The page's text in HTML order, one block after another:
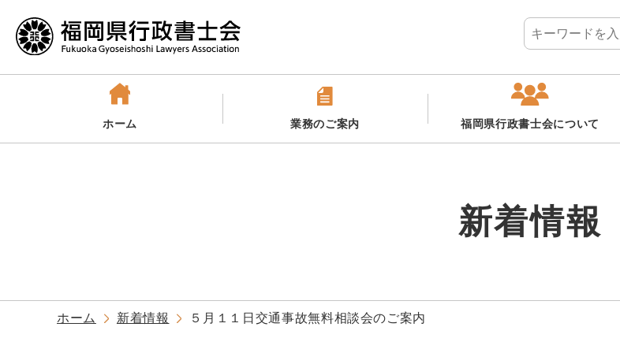
ホーム 業務のご案内 福岡県行政書士会について
新着情報
ホーム 新着情報 ５月１１日交通事故無料相談会のご案内